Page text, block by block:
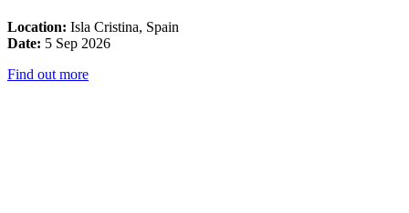
Location: Isla Cristina, Spain
Date: 5 Sep 2026
Find out more